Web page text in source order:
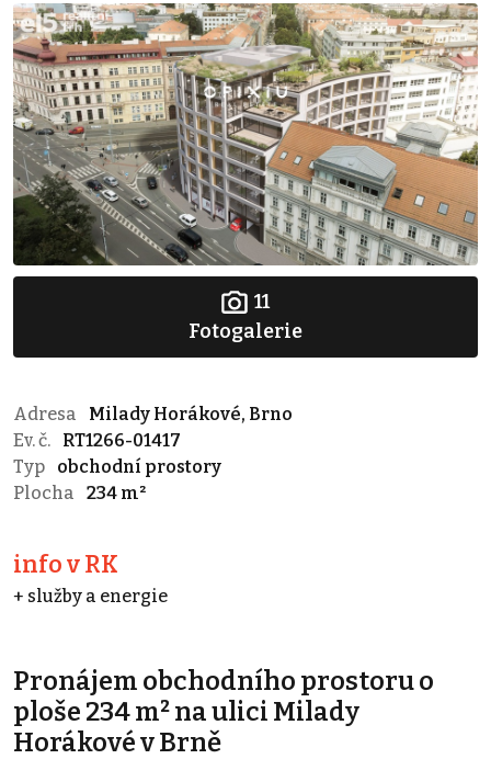
11
Fotogalerie
Adresa
Milady Horákové, Brno
Ev. č.
RT1266-01417
Typ
obchodní prostory
Plocha
234 m²
info v RK
+ služby a energie
Pronájem obchodního prostoru o
ploše 234 m² na ulici Milady
Horákové v Brně